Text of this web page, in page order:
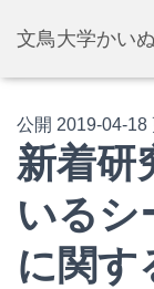
文鳥大学かい
公開 2019-04-18
新着研
いるシ
に関す